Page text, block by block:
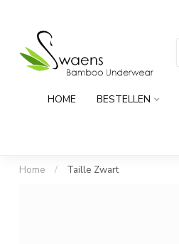
HOME BESTELLEN
Home / Taille Zwart